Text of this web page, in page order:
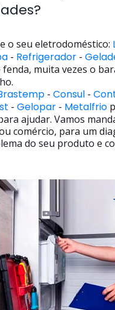
o seu eletrodoméstico:
- Refrigerador-
muita vezes o
- Consul-
- Gelopar- Metalfrio
ajudar. Vamos
comércio, para um
do seu produto e